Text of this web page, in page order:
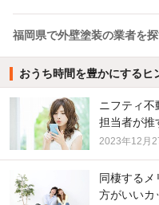
福岡県で外壁塗装の業者を
おうち時間を豊かにするヒ
ニフティ不
担当者が推
2023年12月
同棲するメ
方がいいカ